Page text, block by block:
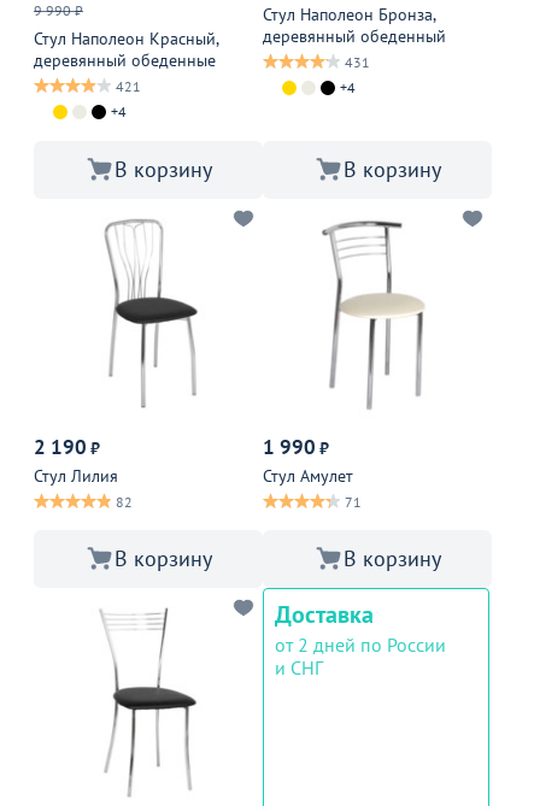
9 990 ₽
Стул Наполеон Красный,
деревянный обеденные
421
+4
В корзину
Стул Наполеон Бронза,
деревянный обеденный
431
+4
В корзину
2 190 ₽
Стул Лилия
82
В корзину
1 990 ₽
Стул Амулет
71
В корзину
Доставка
от 2 дней по России
и СНГ